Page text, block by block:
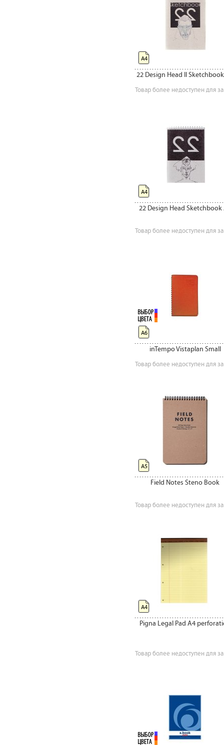
22 Design Head II
Товар более недоступен для
А4
22 Design Head Sketchbook
Товар более недоступен для
А4
inTempo Vistaplan Small
Товар более недоступен для
А6
Field Notes Steno Book
Товар более недоступен для
А5
Pigna Legal Pad A4
Товар более недоступен для
А4